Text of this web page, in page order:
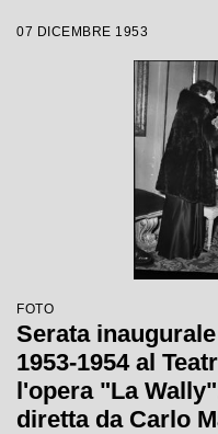
diretta da Carlo
07 DICEMBRE 1953
FOTO
Serata
1953-1954 al
l'opera "La
diretta da Carlo